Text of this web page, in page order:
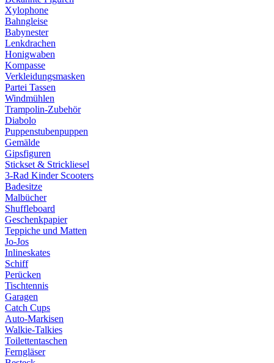
Xylophone
Bahngleise
Babynester
Lenkdrachen
Honigwaben
Kompasse
Verkleidungsmasken
Partei Tassen
Windmühlen
Trampolin-Zubehör
Diabolo
Puppenstubenpuppen
Gemälde
Gipsfiguren
Stickset & Strickliesel
3-Rad Kinder Scooters
Badesitze
Malbücher
Shuffleboard
Geschenkpapier
Teppiche und Matten
Jo-Jos
Inlineskates
Schiff
Perücken
Tischtennis
Garagen
Catch Cups
Auto-Markisen
Walkie-Talkies
Toilettentaschen
Ferngläser